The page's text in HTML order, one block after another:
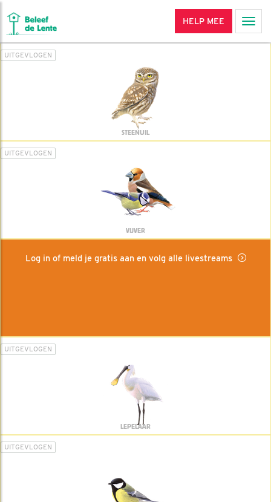
HELP MEE
UITGEVLOGEN
STEENUIL
UITGEVLOGEN
VIJVER
Log in of meld je gratis aan en volg alle livestreams
UITGEVLOGEN
LEPELAAR
UITGEVLOGEN